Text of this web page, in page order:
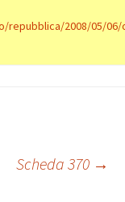
repubblica/2008/05/
Scheda 370 →